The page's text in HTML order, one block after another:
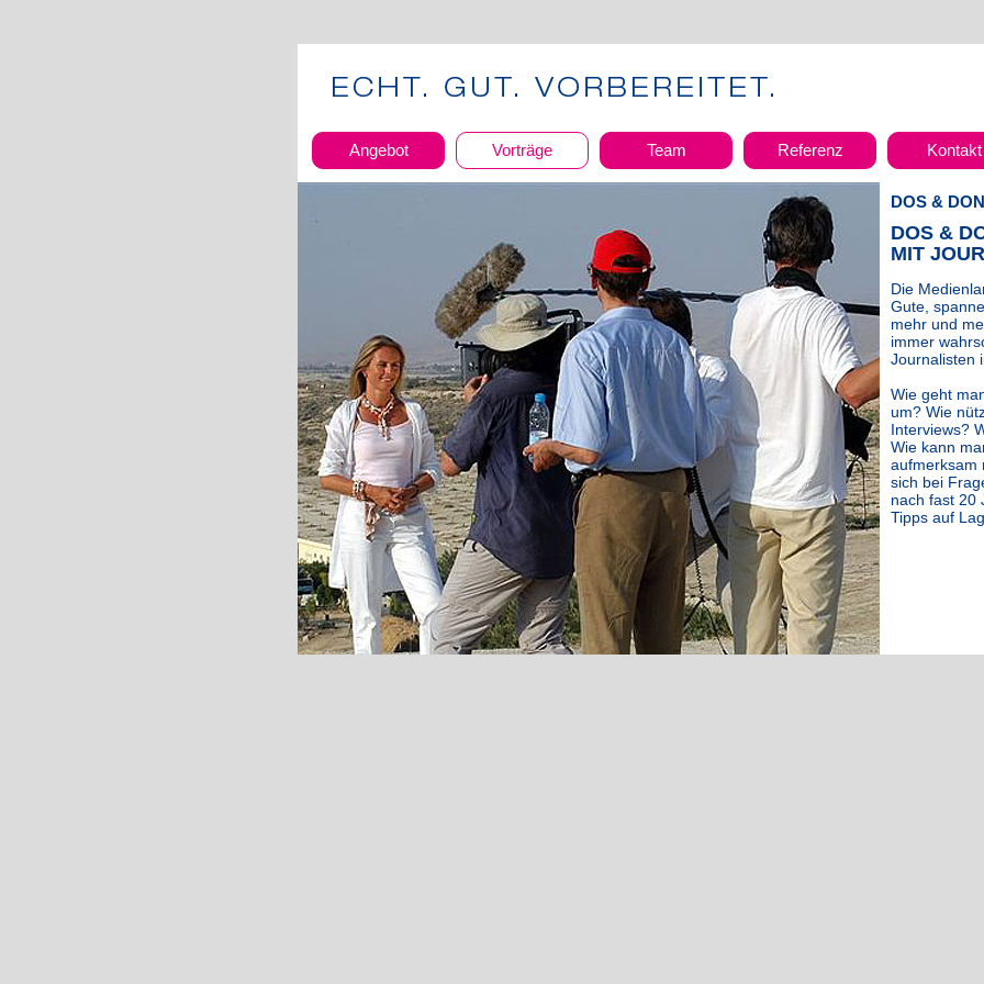
Angebot Vorträge Team Referenz Kontakt
DOS &
DOS &
MIT
Die
Gute,
mehr und
immer
Journalisten
Wie geht
um? Wie
Interviews?
Wie kann
aufmerksam
sich bei
nach fast 20
Tipps auf